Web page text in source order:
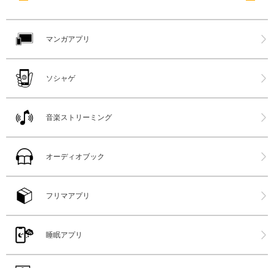
マンガアプリ
ソシャゲ
音楽ストリーミング
オーディオブック
フリマアプリ
睡眠アプリ